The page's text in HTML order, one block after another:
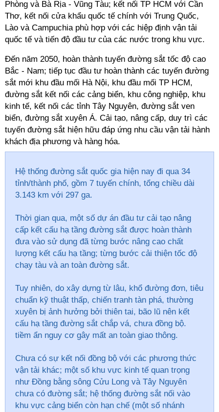
Phòng và Bà Rịa - Vũng Tàu; kết nối TP HCM với Cần
Thơ, kết nối cửa khẩu quốc tế chính với Trung Quốc,
Lào và Campuchia phù hợp với các hiệp định vận tải
quốc tế và tiến độ đầu tư của các nước trong khu vực.
Đến năm 2050, hoàn thành tuyến đường sắt tốc độ cao
Bắc - Nam; tiếp tục đầu tư hoàn thành các tuyến đường
sắt mới khu đầu mối Hà Nội, khu đầu mối TP HCM,
đường sắt kết nối các cảng biển, khu công nghiệp, khu
kinh tế, kết nối các tỉnh Tây Nguyên, đường sắt ven
biển, đường sắt xuyên Á. Cải tạo, nâng cấp, duy trì các
tuyến đường sắt hiện hữu đáp ứng nhu cầu vận tải hành
khách địa phương và hàng hóa.
Hệ thống đường sắt quốc gia hiện nay đi qua 34
tỉnh/thành phố, gồm 7 tuyến chính, tổng chiều dài
3.143 km với 297 ga.
Thời gian qua, một số dự án đầu tư cải tạo nâng
cấp kết cấu hạ tầng đường sắt được hoàn thành
đưa vào sử dụng đã từng bước nâng cao chất
lượng kết cấu hạ tầng; từng bước cải thiện tốc độ
chạy tàu và an toàn đường sắt.
Tuy nhiên, do xây dựng từ lâu, khổ đường đơn, tiêu
chuẩn kỹ thuật thấp, chiến tranh tàn phá, thường
xuyên bị ảnh hưởng bởi thiên tai, bão lũ nên kết
cấu hạ tầng đường sắt chắp vá, chưa đồng bộ.
tiềm ẩn nguy cơ gây mất an toàn giao thông.
Chưa có sự kết nối đồng bộ với các phương thức
vận tải khác; một số khu vực kinh tế quan trọng
như Đồng bằng sông Cửu Long và Tây Nguyên
chưa có đường sắt; hệ thống đường sắt nối vào
khu vực cảng biển còn hạn chế (một số nhánh